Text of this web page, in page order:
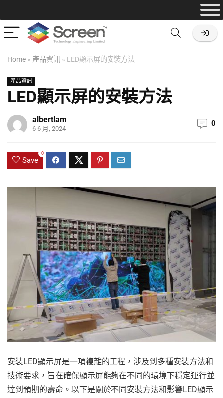
Home » 產品資訊 » LED顯示屏的安裝方法
產品資訊
LED顯示屏的安裝方法
albertlam
6 6 月, 2024
0
Save
0
安裝LED顯示屏是一項複雜的工程，涉及到多種安裝方法和
技術要求，旨在確保顯示屏能夠在不同的環境下穩定運行並
達到預期的壽命。以下是關於不同安裝方法和影響LED顯示